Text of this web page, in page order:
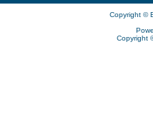
Copyright ©
Copyright